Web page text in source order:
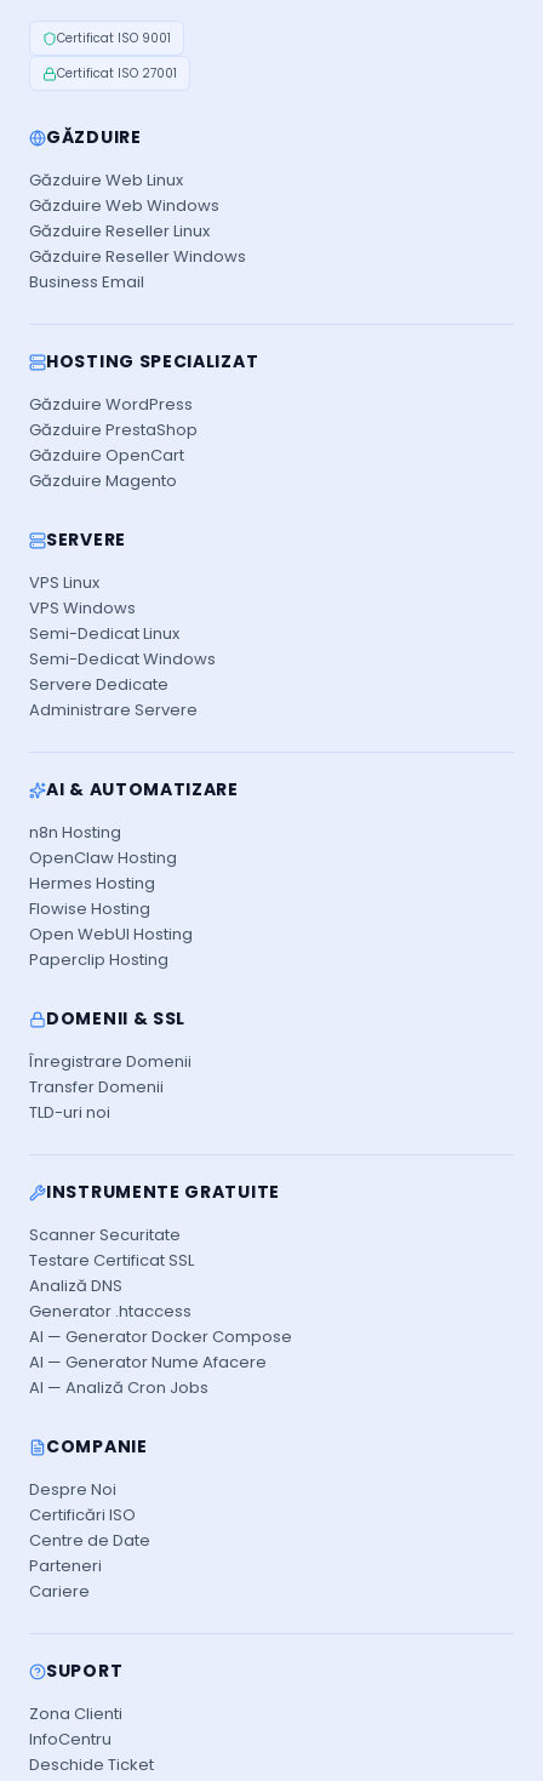
Certificat ISO 9001
Certificat ISO 27001
GĂZDUIRE
Găzduire Web Linux
Găzduire Web Windows
Găzduire Reseller Linux
Găzduire Reseller Windows
Business Email
HOSTING SPECIALIZAT
Găzduire WordPress
Găzduire PrestaShop
Găzduire OpenCart
Găzduire Magento
SERVERE
VPS Linux
VPS Windows
Semi-Dedicat Linux
Semi-Dedicat Windows
Servere Dedicate
Administrare Servere
AI & AUTOMATIZARE
n8n Hosting
OpenClaw Hosting
Hermes Hosting
Flowise Hosting
Open WebUI Hosting
Paperclip Hosting
DOMENII & SSL
Înregistrare Domenii
Transfer Domenii
TLD-uri noi
INSTRUMENTE GRATUITE
Scanner Securitate
Testare Certificat SSL
Analiză DNS
Generator .htaccess
AI — Generator Docker Compose
AI — Generator Nume Afacere
AI — Analiză Cron Jobs
COMPANIE
Despre Noi
Certificări ISO
Centre de Date
Parteneri
Cariere
SUPORT
Zona Clienti
InfoCentru
Deschide Ticket